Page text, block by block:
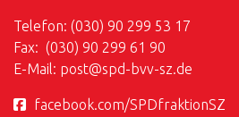
Telefon: (030) 90 299 53 17
Fax: (030) 90 299 61 90
E-Mail: post@spd-bvv-sz.de
facebook.com/SPDfraktionSZ